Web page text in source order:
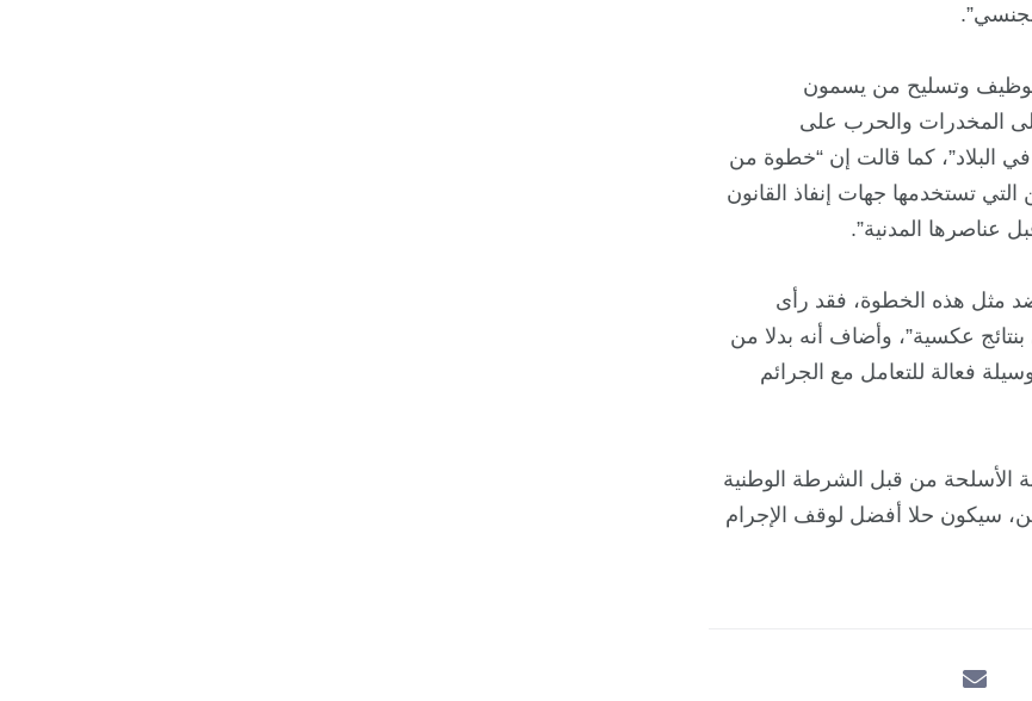
وتسليح من يسمون
المخدرات والحرب على
البلاد”، كما قالت إن “خطوة من
تستخدمها جهات إنفاذ القانون
عناصرها المدنية”.
مثل هذه الخطوة، فقد رأى
بنتائج عكسية”، وأضاف أنه بدلا من
فعالة للتعامل مع الجرائم
الأسلحة من قبل الشرطة الوطنية
سيكون حلا أفضل لوقف الإجرام